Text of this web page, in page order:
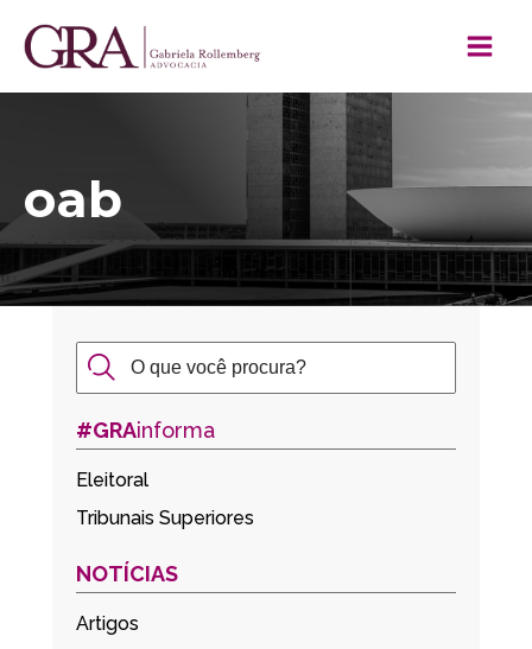
oab
#GRAinforma
Eleitoral
Tribunais Superiores
NOTÍCIAS
Artigos